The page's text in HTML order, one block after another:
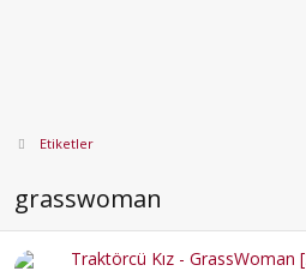
Etiketler
grasswoman
Traktörcü Kız - GrassWoman